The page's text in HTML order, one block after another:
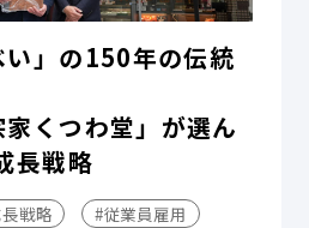
」の150年の伝統
くつわ堂」が選ん
長戦略
戦略 #従業員雇用